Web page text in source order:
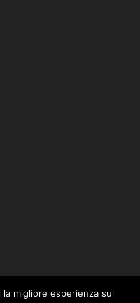
migliore esperienza sul